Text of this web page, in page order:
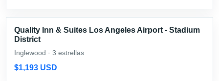
Quality Inn & Suites Los Angeles Airport - Stadium
District
Inglewood · 3 estrellas
$1,193 USD